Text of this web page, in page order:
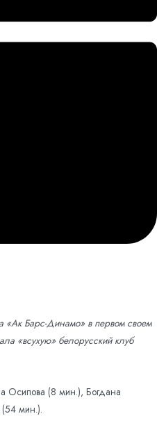
«Ак Барс-Динамо» в первом своем
«всухую» белорусский клуб
Осипова (8 мин.), Богдана
мин.).